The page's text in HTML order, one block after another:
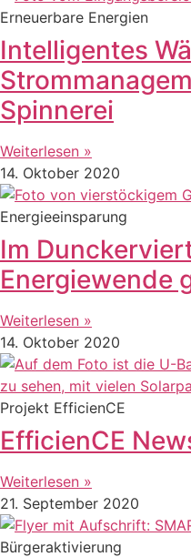
Erneuerbare Energien
Intelligentes
Spinnerei
Weiterlesen »
14. Oktober 2020
Energieeinsparung
Im
Energiewende
Weiterlesen »
14. Oktober 2020
Projekt EfficienCE
EfficienCE
Weiterlesen »
21. September 2020
Bürgeraktivierung